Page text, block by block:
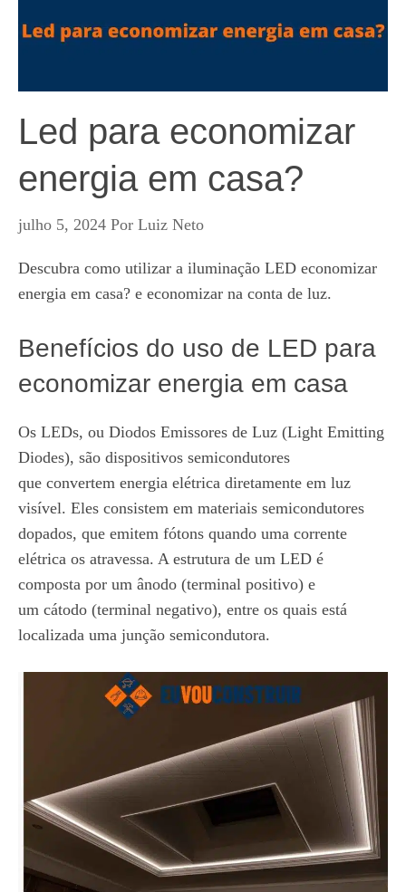
Led para economizar
energia em casa?
julho 5, 2024 Por Luiz Neto
Descubra como utilizar a iluminação LED economizar
energia em casa? e economizar na conta de luz.
Benefícios do uso de LED para
economizar energia em casa
Os LEDs, ou Diodos Emissores de Luz (Light Emitting
Diodes), são dispositivos semicondutores
que convertem energia elétrica diretamente em luz
visível. Eles consistem em materiais semicondutores
dopados, que emitem fótons quando uma corrente
elétrica os atravessa. A estrutura de um LED é
composta por um ânodo (terminal positivo) e
um cátodo (terminal negativo), entre os quais está
localizada uma junção semicondutora.